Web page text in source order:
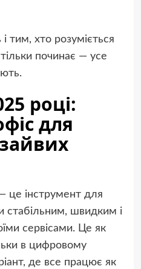
тим, хто розуміється
починає — усе
році:
для
це інструмент для
стабільним, швидким і
сервісами. Це як
в цифровому
де все працює як